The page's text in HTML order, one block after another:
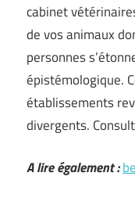
cabinet
de vos animaux
personnes
épistémologique.
établissements
divergents.
A lire également :